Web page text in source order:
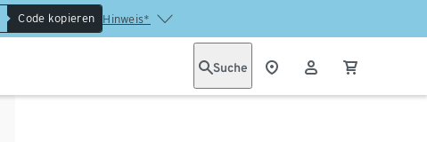
Code kopieren Hinweis*
Suche